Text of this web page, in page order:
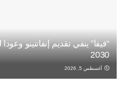
“فيفا” ينفي تقديم إنفانتينو
2030
أغسطس 5, 2026